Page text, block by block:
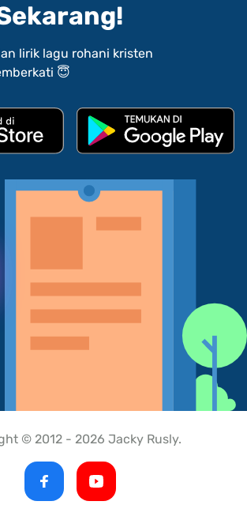
lirik lagu rohani kristen
😇
© 2012 - 2026 Jacky Rusly.